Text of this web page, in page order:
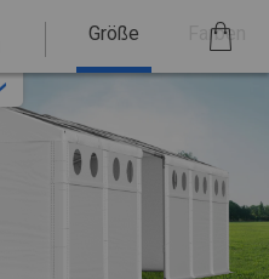
Größe Farben